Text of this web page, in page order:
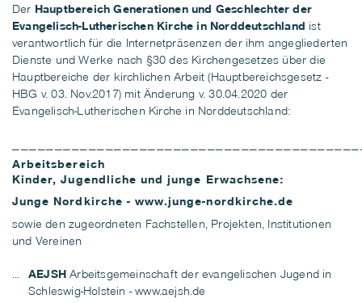
Der Hauptbereich Generationen und Geschlechter der
Evangelisch-Lutherischen Kirche in Norddeutschland ist
verantwortlich für die Internetpräsenzen der ihm angegliederten
Dienste und Werke nach §30 des Kirchengesetzes über die
Hauptbereiche der kirchlichen Arbeit (Hauptbereichsgesetz -
HBG v. 03. Nov.2017) mit Änderung v. 30.04.2020 der
Evangelisch-Lutherischen Kirche in Norddeutschland:
Arbeitsbereich
Kinder, Jugendliche und junge Erwachsene:
Junge Nordkirche - www.junge-nordkirche.de
sowie den zugeordneten Fachstellen, Projekten, Institutionen
und Vereinen
AEJSH Arbeitsgemeinschaft der evangelischen Jugend in
Schleswig-Holstein -www.aejsh.de